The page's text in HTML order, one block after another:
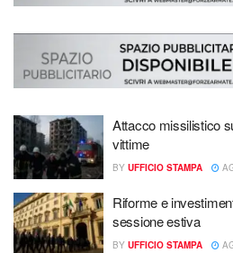
Attacco missilistico
vittime
BY UFFICIO STAMPA
Riforme e
sessione estiva
BY UFFICIO STAMPA